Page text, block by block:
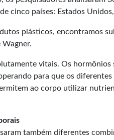
cinco países: Estados
plásticos, encontramos
Wagner.
vitais. Os
para que os
ao corpo utilizar
também diferentes